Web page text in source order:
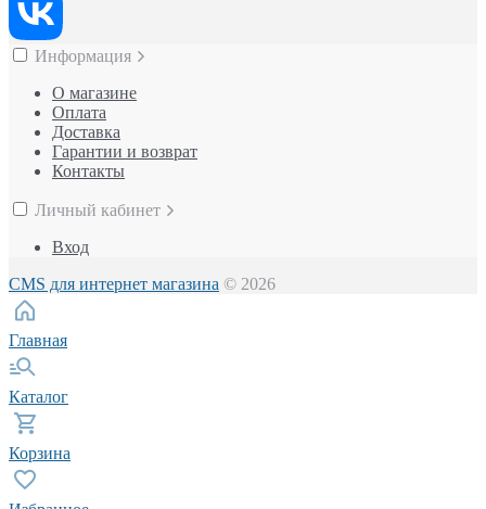
Информация
О магазине
Оплата
Доставка
Гарантии и возврат
Контакты
Личный кабинет
Вход
CMS для интернет магазина © 2026
Главная
Каталог
Корзина